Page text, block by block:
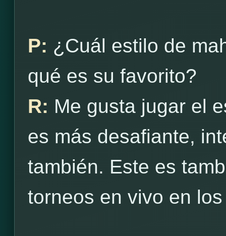
P: ¿Cuál estilo de
qué es su favorito?
R: Me gusta jugar el
es más desafiante,
también. Este es
torneos en vivo en